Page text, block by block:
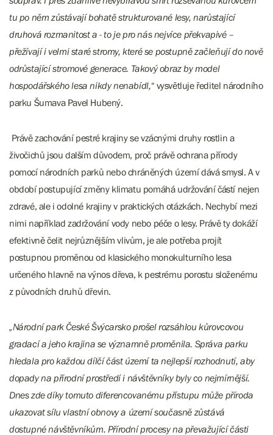
tu po něm zůstávají bohatě strukturované lesy, narůstající
druhová rozmanitost a - to je pro nás nejvíce překvapivé –
přežívají i velmi staré stromy, které se postupně začleňují do nově
odrůstající stromové generace. Takový obraz by model
hospodářského lesa nikdy nenabídl,“ vysvětluje ředitel národního
parku Šumava Pavel Hubený.
Právě zachování pestré krajiny se vzácnými druhy rostlin a
živočichů jsou dalším důvodem, proč právě ochrana přírody
pomocí národních parků nebo chráněných území dává smysl. A v
období postupující změny klimatu pomáhá udržování částí nejen
zdravé, ale i odolné krajiny v praktických otázkách. Nechybí mezi
nimi například zadržování vody nebo péče o lesy. Právě ty dokáží
efektivně čelit nejrůznějším vlivům, je ale potřeba projít
postupnou proměnou od klasického monokulturního lesa
určeného hlavně na výnos dřeva, k pestrému porostu složenému
z původních druhů dřevin.
„Národní park České Švýcarsko prošel rozsáhlou kůrovcovou
gradací a jeho krajina se významně proměnila. Správa parku
hledala pro každou dílčí část území ta nejlepší rozhodnutí, aby
dopady na přírodní prostředí i návštěvníky byly co nejmírnější.
Dnes zde díky tomuto diferencovanému přístupu může příroda
ukazovat sílu vlastní obnovy a území současně zůstává
dostupné návštěvníkům. Přírodní procesy na převažující části